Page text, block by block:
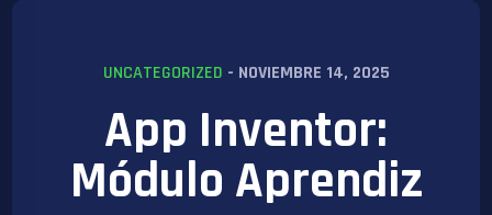
UNCATEGORIZED - NOVIEMBRE 14, 2025
App Inventor:
Módulo Aprendiz